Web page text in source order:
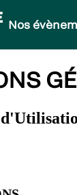
Menu
principal
Nos